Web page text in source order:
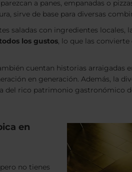
a panes, empanadas o
sirve de base para diversas
saladas con ingredientes locales,
los gustos, lo que las
cuentan historias arraigadas
en generación. Además, la
del rico patrimonio gastronómico
en
no tienes